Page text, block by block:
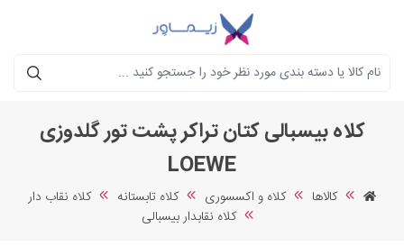
جستجو
کلاه بیسبالی کتان تراکر پشت تور گلدوزی
LOEWE
کالاها کلاه و اکسسوری کلاه تابستانه
کلاه نقاب دار
کلاه نقابدار بیسبالی